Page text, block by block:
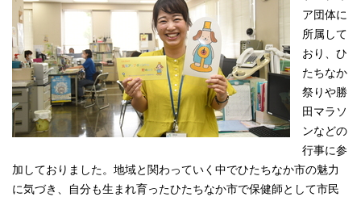
ア団体に
所属して
おり、ひ
たちなか
祭りや勝
田マラソ
ンなどの
行事に参
加しておりました。地域と関わっていく中でひたちなか市の魅力
に気づき、自分も生まれ育ったひたちなか市で保健師として市民